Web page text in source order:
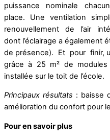
puissance nominale
place. Une ventilation
renouvellement de l’air
dont l’éclairage a également
de présence). Et pour finir,
grâce à 25 m² de
installée sur le toit de l’école.
Principaux résultats : baisse
amélioration du confort pour
Pour en savoir plus